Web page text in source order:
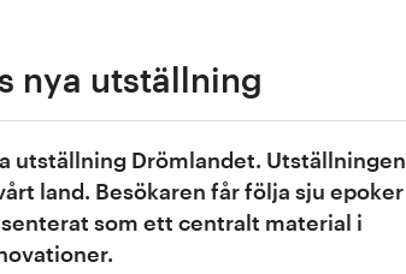
nya utställning
utställning Drömlandet. Utställningen
land. Besökaren får följa sju epoker
som ett centralt material i